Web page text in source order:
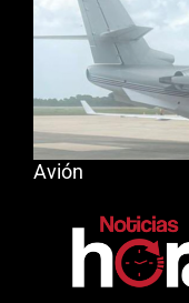
Avión